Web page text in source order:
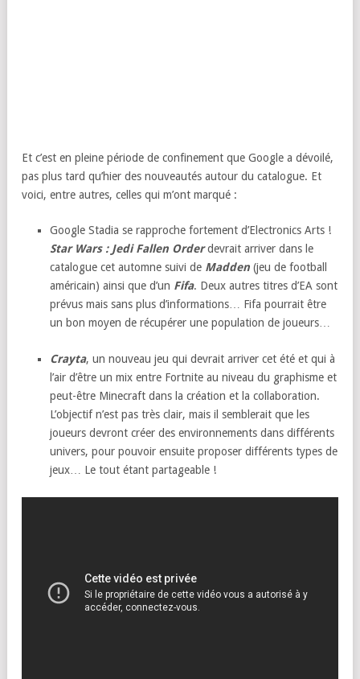
Et c’est en pleine période de confinement que Google a dévoilé,
pas plus tard qu’hier des nouveautés autour du catalogue. Et
voici, entre autres, celles qui m’ont marqué :
Google Stadia se rapproche fortement d’Electronics Arts !
Star Wars : Jedi Fallen Orderdevrait arriver dans le
catalogue cet automne suivi de Madden (jeu de football
américain) ainsi que d’un Fifa. Deux autres titres d’EA sont
prévus mais sans plus d’informations… Fifa pourrait être
un bon moyen de récupérer une population de joueurs…
Crayta, un nouveau jeu qui devrait arriver cet été et qui à
l’air d’être un mix entre Fortnite au niveau du graphisme et
peut-être Minecraft dans la création et la collaboration.
L’objectif n’est pas très clair, mais il semblerait que les
joueurs devront créer des environnements dans différents
univers, pour pouvoir ensuite proposer différents types de
jeux… Le tout étant partageable !